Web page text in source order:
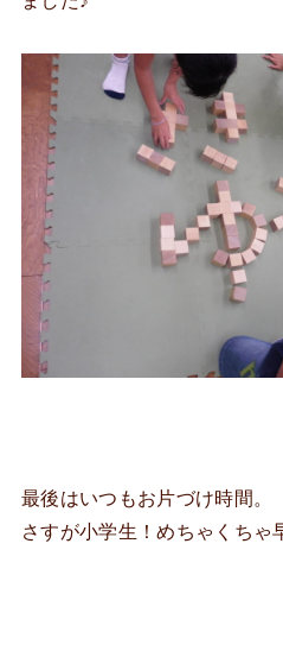
最後はいつもお片づけ時間。
さすが小学生！めちゃくちゃ